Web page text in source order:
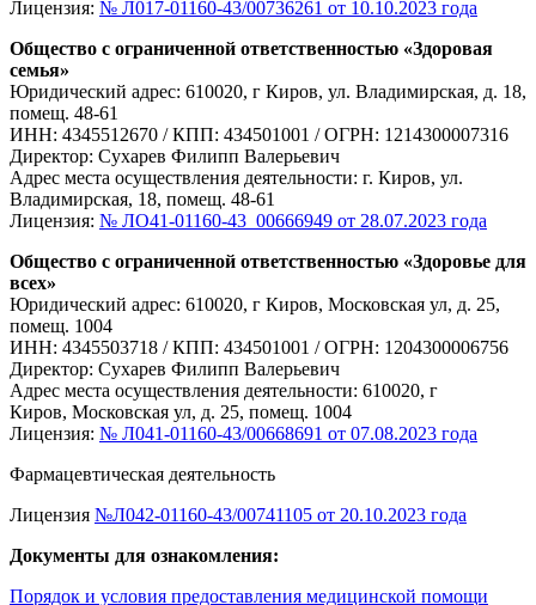
Лицензия: № Л017-01160-43/00736261 от 10.10.2023 года
Общество с ограниченной ответственностью «Здоровая
семья»
Юридический адрес: 610020, г Киров, ул. Владимирская, д. 18,
помещ. 48-61
ИНН: 4345512670 / КПП: 434501001 / ОГРН: 1214300007316
Директор: Сухарев Филипп Валерьевич
Адрес места осуществления деятельности: г. Киров, ул.
Владимирская, 18, помещ. 48-61
Лицензия: № ЛО41-01160-43_00666949 от 28.07.2023 года
Общество с ограниченной ответственностью «Здоровье для
всех»
Юридический адрес: 610020, г Киров, Московская ул, д. 25,
помещ. 1004
ИНН: 4345503718 / КПП: 434501001 / ОГРН: 1204300006756
Директор: Сухарев Филипп Валерьевич
Адрес места осуществления деятельности: 610020, г
Киров, Московская ул, д. 25, помещ. 1004
Лицензия: № Л041-01160-43/00668691 от 07.08.2023 года
Фармацевтическая деятельность
Лицензия №Л042-01160-43/00741105 от 20.10.2023 года
Документы для ознакомления:
Порядок и условия предоставления медицинской помощи